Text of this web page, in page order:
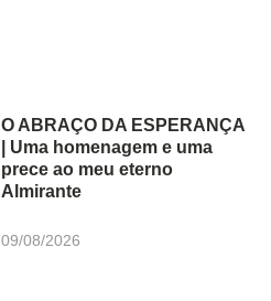
O ABRAÇO DA ESPERANÇA
| Uma homenagem e uma
prece ao meu eterno
Almirante
09/08/2026